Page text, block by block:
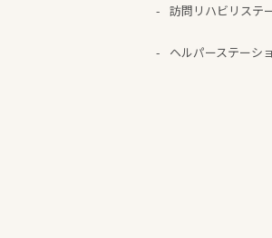
訪問リハビリス
ヘルパーステー